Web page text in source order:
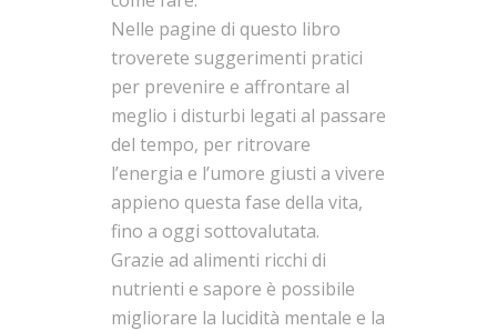
Nelle pagine di questo libro
troverete suggerimenti pratici
per prevenire e affrontare al
meglio i disturbi legati al passare
del tempo, per ritrovare
l’energia e l’umore giusti a vivere
appieno questa fase della vita,
fino a oggi sottovalutata.
Grazie ad alimenti ricchi di
nutrienti e sapore è possibile
migliorare la lucidità mentale e la